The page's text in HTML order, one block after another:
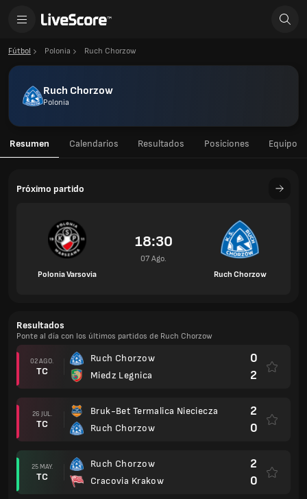
Fútbol Polonia Ruch Chorzow
Ruch Chorzow
Polonia
Resumen Calendarios Resultados Posiciones Equipo
Próximo partido
Polonia Varsovia
18:30
07 Ago.
Ruch Chorzow
Resultados
Ponte al día con los últimos partidos de Ruch Chorzow
02 AGO.
TC
Ruch Chorzow
Miedz Legnica
0
2
26 JUL.
TC
Bruk-Bet Termalica Nieciecza
Ruch Chorzow
2
0
25 MAY.
TC
Ruch Chorzow
Cracovia Krakow
2
0